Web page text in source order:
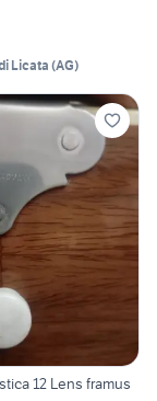
Licata(AG)
12 Lens framus